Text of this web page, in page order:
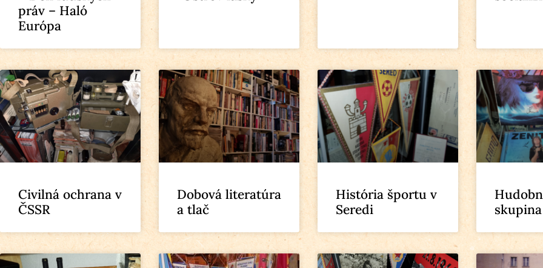
práv – Haló
Európa
Civilná ochrana v
ČSSR
Dobová literatúra
a tlač
História športu v
Seredi